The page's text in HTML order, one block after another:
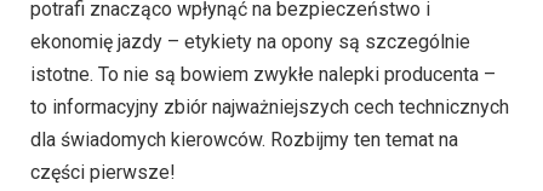
potrafi znacząco wpłynąć na bezpieczeństwo i
ekonomię jazdy – etykiety na opony są szczególnie
istotne. To nie są bowiem zwykłe nalepki producenta –
to informacyjny zbiór najważniejszych cech technicznych
dla świadomych kierowców. Rozbijmy ten temat na
części pierwsze!